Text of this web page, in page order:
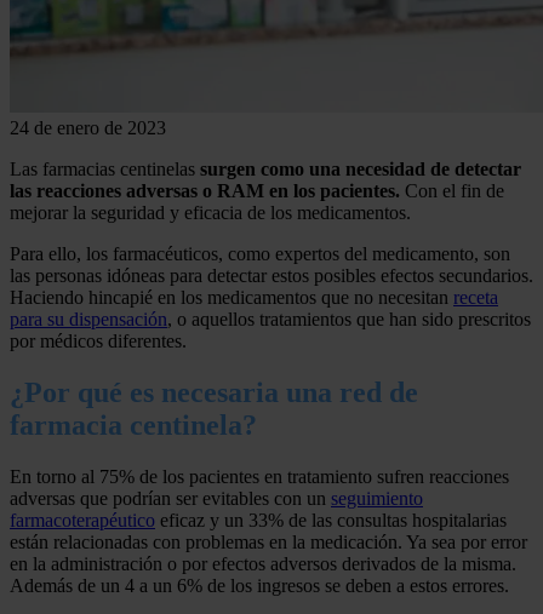
24 de enero de 2023
Las farmacias centinelas surgen como una necesidad de detectar
las reacciones adversas o RAM en los pacientes. Con el fin de
mejorar la seguridad y eficacia de los medicamentos.
Para ello, los farmacéuticos, como expertos del medicamento, son
las personas idóneas para detectar estos posibles efectos secundarios.
Haciendo hincapié en los medicamentos que no necesitan receta
para su dispensación, o aquellos tratamientos que han sido prescritos
por médicos diferentes.
¿Por qué es necesaria una red de
farmacia centinela?
En torno al 75% de los pacientes en tratamiento sufren reacciones
adversas que podrían ser evitables con un seguimiento
farmacoterapéutico eficaz y un 33% de las consultas hospitalarias
están relacionadas con problemas en la medicación. Ya sea por error
en la administración o por efectos adversos derivados de la misma.
Además de un 4 a un 6% de los ingresos se deben a estos errores.